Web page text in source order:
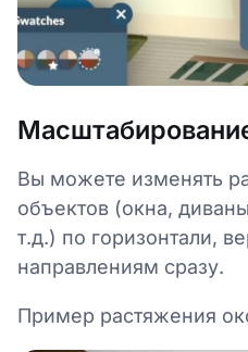
Вы можете изменять
объектов (окна,
т.д.) по горизонтали,
направлениям сразу.
Пример растяжения